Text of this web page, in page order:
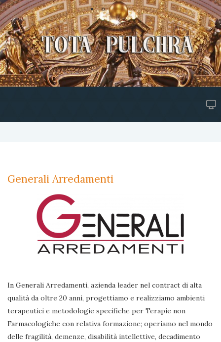
Generali Arredamenti
In Generali Arredamenti, azienda leader nel contract di alta
qualità da oltre 20 anni, progettiamo e realizziamo ambienti
terapeutici e metodologie specifiche per Terapie non
Farmacologiche con relativa formazione; operiamo nel mondo
delle fragilità, demenze, disabilità intellettive, decadimento